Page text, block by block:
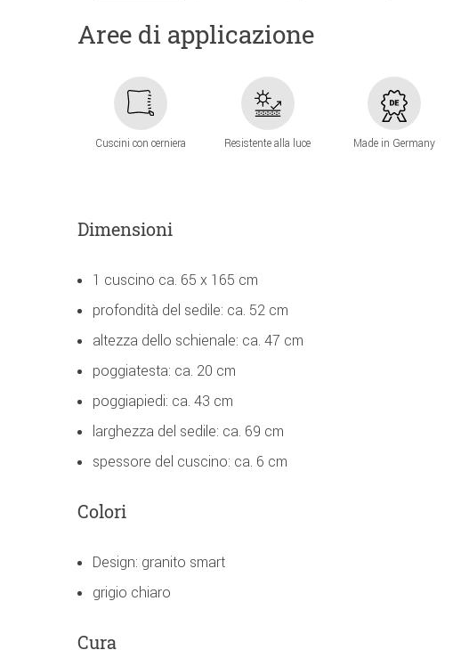
Aree di applicazione
Cuscini con cerniera Resistente alla luce Made in Germany
Dimensioni
1 cuscino ca. 65 x 165 cm
profondità del sedile: ca. 52 cm
altezza dello schienale: ca. 47 cm
poggiatesta: ca. 20 cm
poggiapiedi: ca. 43 cm
larghezza del sedile: ca. 69 cm
spessore del cuscino: ca. 6 cm
Colori
Design: granito smart
grigio chiaro
Cura